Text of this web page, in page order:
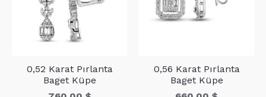
0,52 Karat Pırlanta
Baget Küpe
0,56 Karat Pırlanta
Baget Küpe